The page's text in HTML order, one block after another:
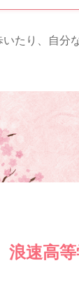
たり、自分
浪速高